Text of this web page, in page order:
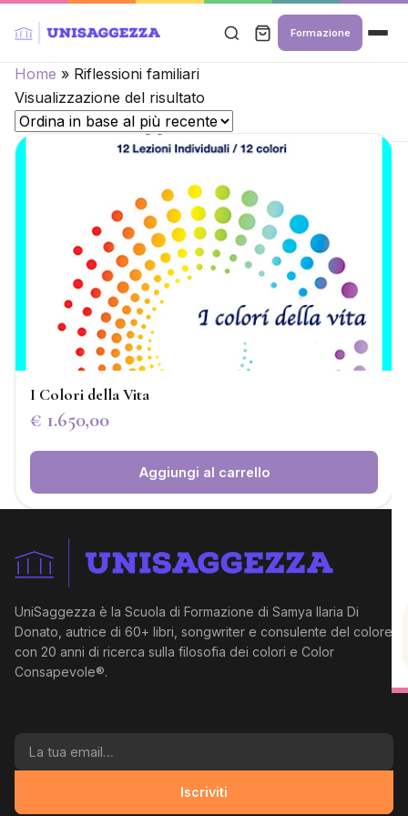
Formazione
Home » Riflessioni familiari
Visualizzazione del risultato
I Colori della Vita
€ 1.650,00
Aggiungi al carrello
UniSaggezza è la Scuola di Formazione di Samya Ilaria Di
Donato, autrice di 60+ libri, songwriter e consulente del colore
con 20 anni di ricerca sulla filosofia dei colori e Color
Consapevole®.
La tua email
Iscriviti